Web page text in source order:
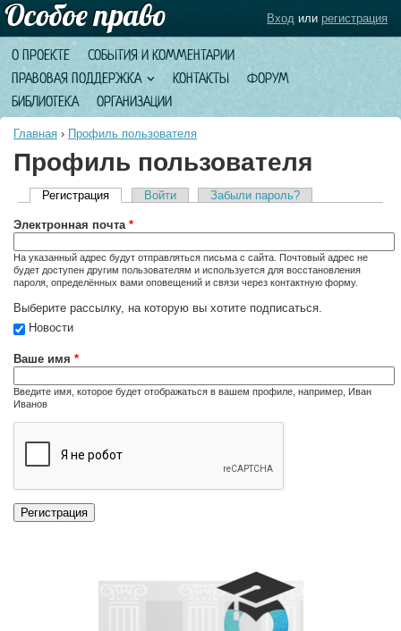
О ПРОЕКТЕ
СОБЫТИЯ И КОММЕНТАРИИ
ПРАВОВАЯ ПОДДЕРЖКА
КОНТАКТЫ
ФОРУМ
БИБЛИОТЕКА
ОРГАНИЗАЦИИ
Вход или регистрация
Главная › Профиль пользователя
Профиль пользователя
Главные вкладки
Регистрация (активная вкладка)
Войти Забыли пароль?
Электронная почта *
На указанный адрес будут отправляться письма с сайта. Почтовый адрес не
будет доступен другим пользователям и используется для восстановления
пароля, определённых вами оповещений и связи через контактную форму.
Выберите рассылку, на которую вы хотите подписаться.
Новости
Ваше имя *
Введите имя, которое будет отображаться в вашем профиле, например, Иван
Иванов